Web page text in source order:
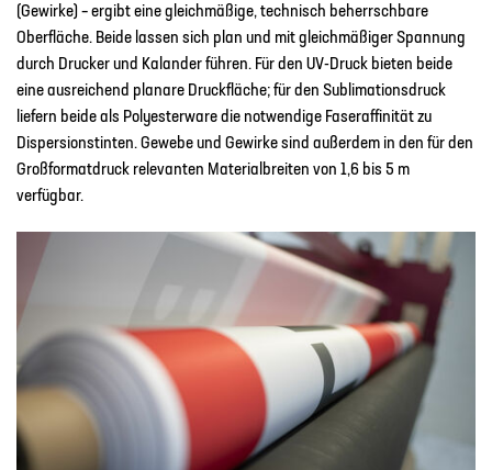
(Gewirke) – ergibt eine gleichmäßige, technisch beherrschbare
Oberfläche. Beide lassen sich plan und mit gleichmäßiger Spannung
durch Drucker und Kalander führen. Für den UV-Druck bieten beide
eine ausreichend planare Druckfläche; für den Sublimationsdruck
liefern beide als Polyesterware die notwendige Faseraffinität zu
Dispersionstinten. Gewebe und Gewirke sind außerdem in den für den
Großformatdruck relevanten Materialbreiten von 1,6 bis 5 m
verfügbar.